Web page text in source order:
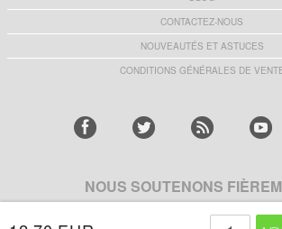
CONTACTEZ-NOUS
NOUVEAUTÉS ET ASTUCES
CONDITIONS GÉNÉRALES DE
NOUS SOUTENONS